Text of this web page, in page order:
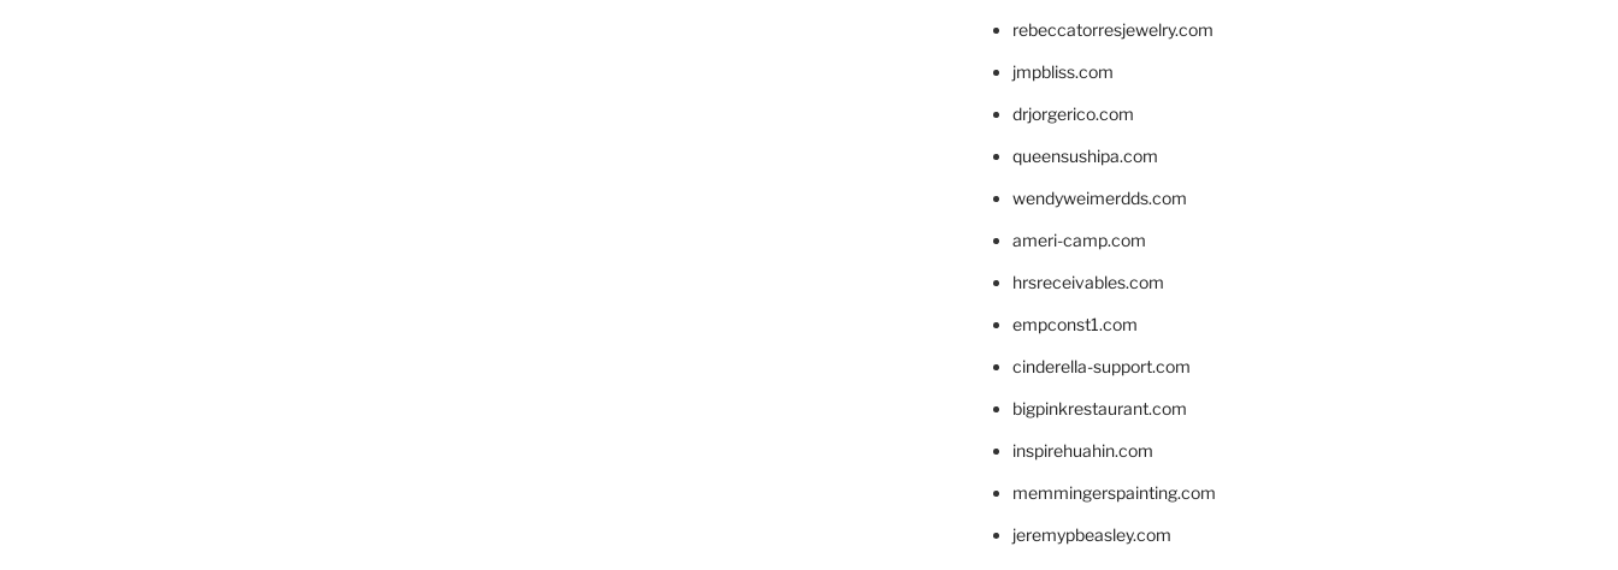
rebeccatorresjewelry.com
jmpbliss.com
drjorgerico.com
queensushipa.com
wendyweimerdds.com
ameri-camp.com
hrsreceivables.com
empconst1.com
cinderella-support.com
bigpinkrestaurant.com
inspirehuahin.com
memmingerspainting.com
jeremypbeasley.com